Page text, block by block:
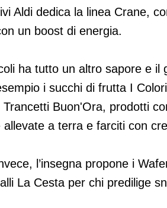
Aldi dedica la linea Crane,
un boost di energia.
ha tutto un altro sapore e il
i succhi di frutta I
Buon'Ora, prodotti
a terra e farciti con
l’insegna propone i
La Cesta per chi predilige